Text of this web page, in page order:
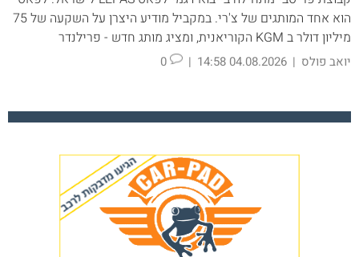
הוא אחד המותגים של צ'רי. במקביל מודיע היצרן על השקעה של 75
מיליון דולר ב KGM הקוריאנית, ומציג מותג חדש - פרילנדר
יואב פולס |
04.08.2026 14:58
|